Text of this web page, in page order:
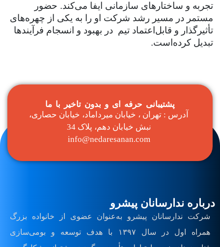
تجربه و ساختارهای سازمانی ایفا می‌کند. حضور
مستمر در مسیر رشد شرکت او را به یکی از چهره‌های
تأثیرگذار و قابل‌اعتماد تیم در بهبود و انسجام فرآیندها
تبدیل کرده‌است.
پشتیبانی حرفه ای و بدون تاخیر با ما
آدرس : تهران ، خیابان میرداماد، خیابان حصاری،
نبش خیابان دهم، پلاک 34
info@nedaresanan.com
درباره ندارسانان پیشرو
شرکت ندارسانان پیشرو به‌عنوان عضوی از خانواده بزرگ
همراه اول در سال ۱۳۹۷ با هدف توسعه و بومی‌سازی